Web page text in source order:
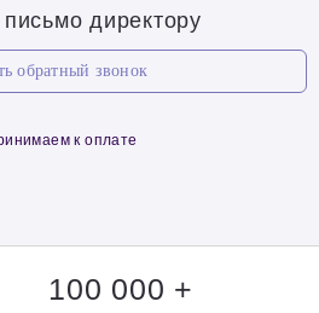
директору
обратный звонок
к оплате
100 000 +